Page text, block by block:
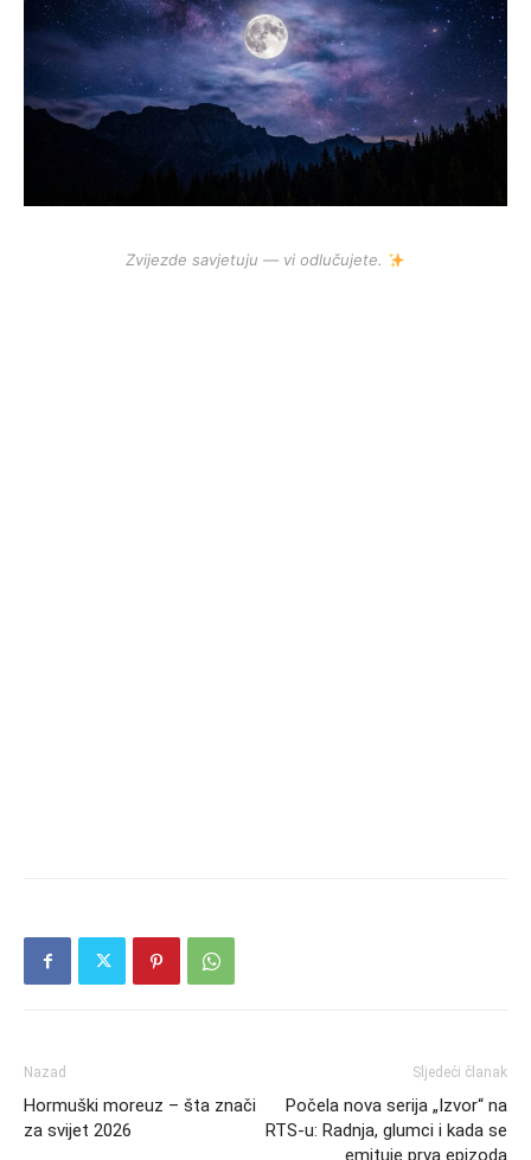
Zvijezde savjetuju — vi odlučujete.
Nazad
Hormuški moreuz – šta znači
za svijet 2026
Sljedeći članak
Počela nova serija „Izvor“ na
RTS-u: Radnja, glumci i kada se